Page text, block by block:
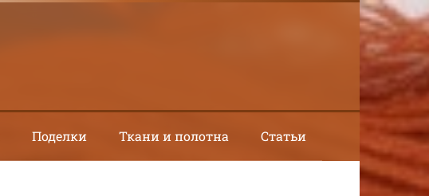
Поделки Ткани и полотна Статьи